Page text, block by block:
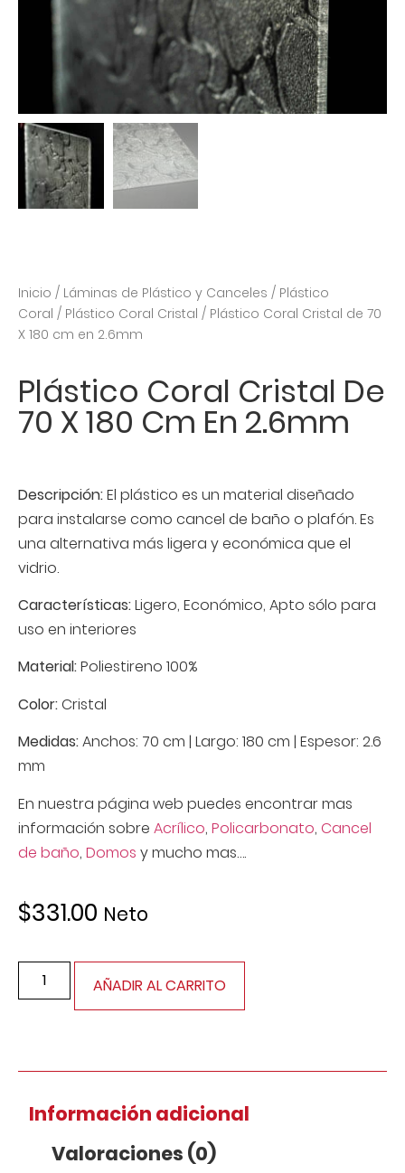
Inicio / Láminas de Plástico y Canceles / Plástico
Coral / Plástico Coral Cristal / Plástico Coral Cristal de 70
X 180 cm en 2.6mm
Plástico Coral Cristal De
70 X 180 Cm En 2.6mm
Descripción:El plástico es un material diseñado
para instalarse como cancel de baño o plafón. Es
una alternativa más ligera y económica que el
vidrio.
Características:Ligero, Económico, Apto sólo para
uso en interiores
Material:Poliestireno 100%
Color:Cristal
Medidas:Anchos: 70 cm | Largo: 180 cm | Espesor: 2.6
mm
En nuestra página web puedes encontrar mas
información sobre Acrílico, Policarbonato, Cancel
de baño, Domos y mucho mas….
$331.00 Neto
AÑADIR AL CARRITO
Información adicional
Valoraciones (0)